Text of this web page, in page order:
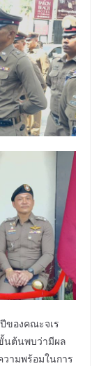
ของคณะจเร
นต้นพบว่ามีผล
ามพร้อมในการ